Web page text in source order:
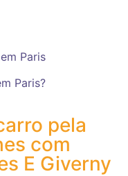
Paris
Paris?
pela
com
E Giverny